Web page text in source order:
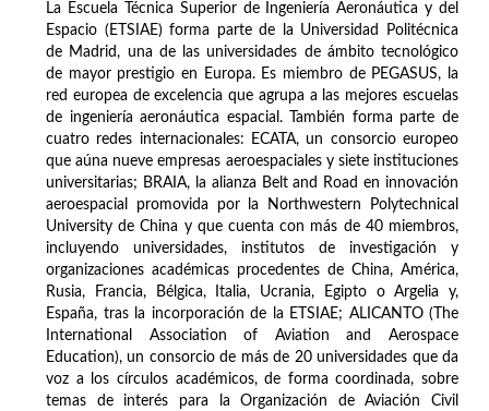
La Escuela Técnica Superior de Ingeniería Aeronáutica y del
Espacio (ETSIAE) forma parte de la Universidad Politécnica
de Madrid, una de las universidades de ámbito tecnológico
de mayor prestigio en Europa. Es miembro de PEGASUS, la
red europea de excelencia que agrupa a las mejores escuelas
de ingeniería aeronáutica espacial. También forma parte de
cuatro redes internacionales: ECATA, un consorcio europeo
que aúna nueve empresas aeroespaciales y siete instituciones
universitarias; BRAIA, la alianza Belt and Road en innovación
aeroespacial promovida por la Northwestern Polytechnical
University de China y que cuenta con más de 40 miembros,
incluyendo universidades, institutos de investigación y
organizaciones académicas procedentes de China, América,
Rusia, Francia, Bélgica, Italia, Ucrania, Egipto o Argelia y,
España, tras la incorporación de la ETSIAE; ALICANTO (The
International Association of Aviation and Aerospace
Education), un consorcio de más de 20 universidades que da
voz a los círculos académicos, de forma coordinada, sobre
temas de interés para la Organización de Aviación Civil